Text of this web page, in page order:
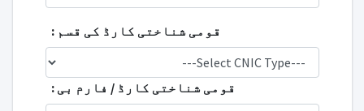
قومی شناختی کارڈ کی قسم :
قومی شناختی کارڈ / فارم بی :